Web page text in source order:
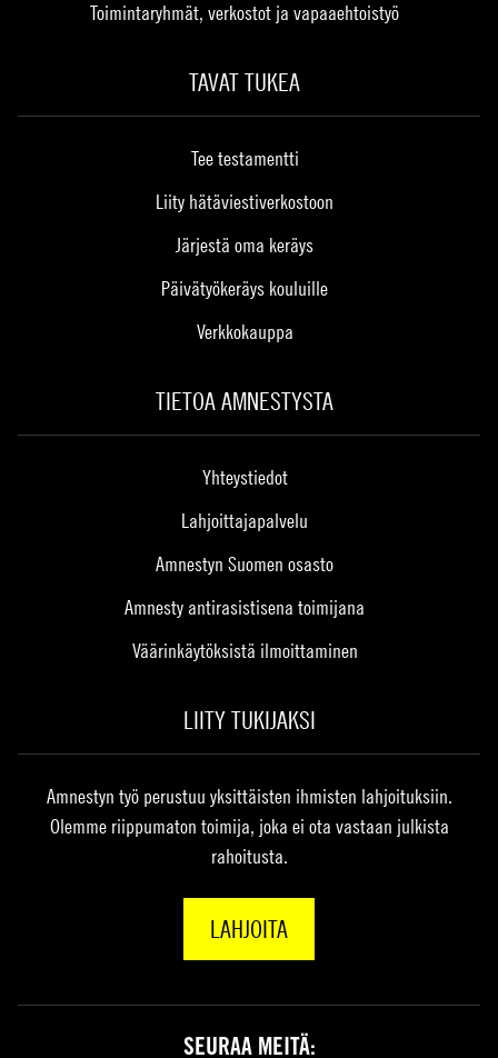
Toimintaryhmät, verkostot ja vapaaehtoistyö
TAVAT TUKEA
Tee testamentti
Liity hätäviestiverkostoon
Järjestä oma keräys
Päivätyökeräys kouluille
Verkkokauppa
TIETOA AMNESTYSTA
Yhteystiedot
Lahjoittajapalvelu
Amnestyn Suomen osasto
Amnesty antirasistisena toimijana
Väärinkäytöksistä ilmoittaminen
LIITY TUKIJAKSI
Amnestyn työ perustuu yksittäisten ihmisten lahjoituksiin.
Olemme riippumaton toimija, joka ei ota vastaan julkista
rahoitusta.
LAHJOITA
SEURAA MEITÄ: